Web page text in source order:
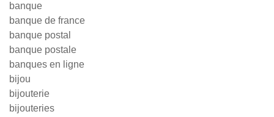
banque
banque de france
banque postal
banque postale
banques en ligne
bijou
bijouterie
bijouteries